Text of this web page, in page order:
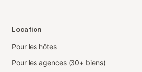
Location
Pour les hôtes
Pour les agences (30+ biens)